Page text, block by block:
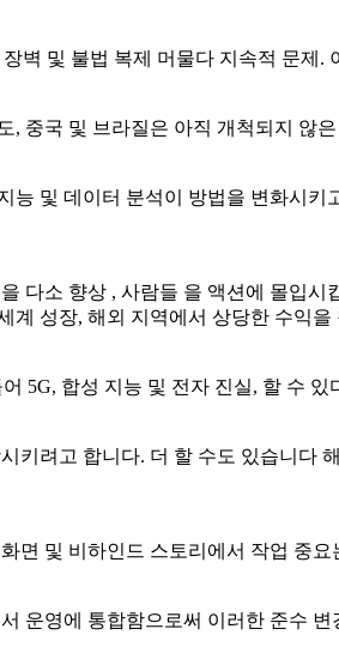
벽 및 불법 복제 머물다 지속적 문제
중국 및 브라질은 아직 개척되지 않
및 데이터 분석이 방법을 변화시키
다소 향상 , 사람들 을 액션에 몰입시
성장, 해외 지역에서 상당한 수익을
5G, 합성 지능 및 전자 진실, 할 수
려고 합니다. 더 할 수도 있습니다
면 및 비하인드 스토리에서 작업 중
운영에 통합함으로써 이러한 준수